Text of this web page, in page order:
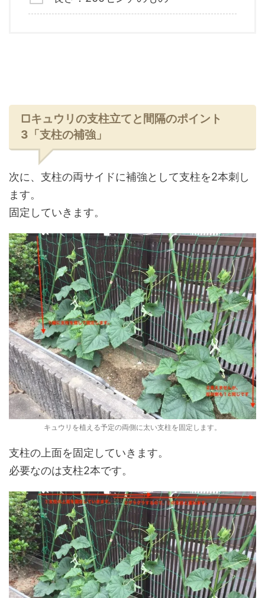
□キュウリの支柱立てと間隔のポイント
3「支柱の補強」
次に、支柱の両サイドに補強として支柱を2本刺し
ます。
固定していきます。
キュウリを植える予定の両側に太い支柱を固定します。
支柱の上面を固定していきます。
必要なのは支柱2本です。